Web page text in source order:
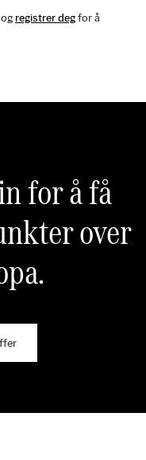
registrer degfor å
for å få
over